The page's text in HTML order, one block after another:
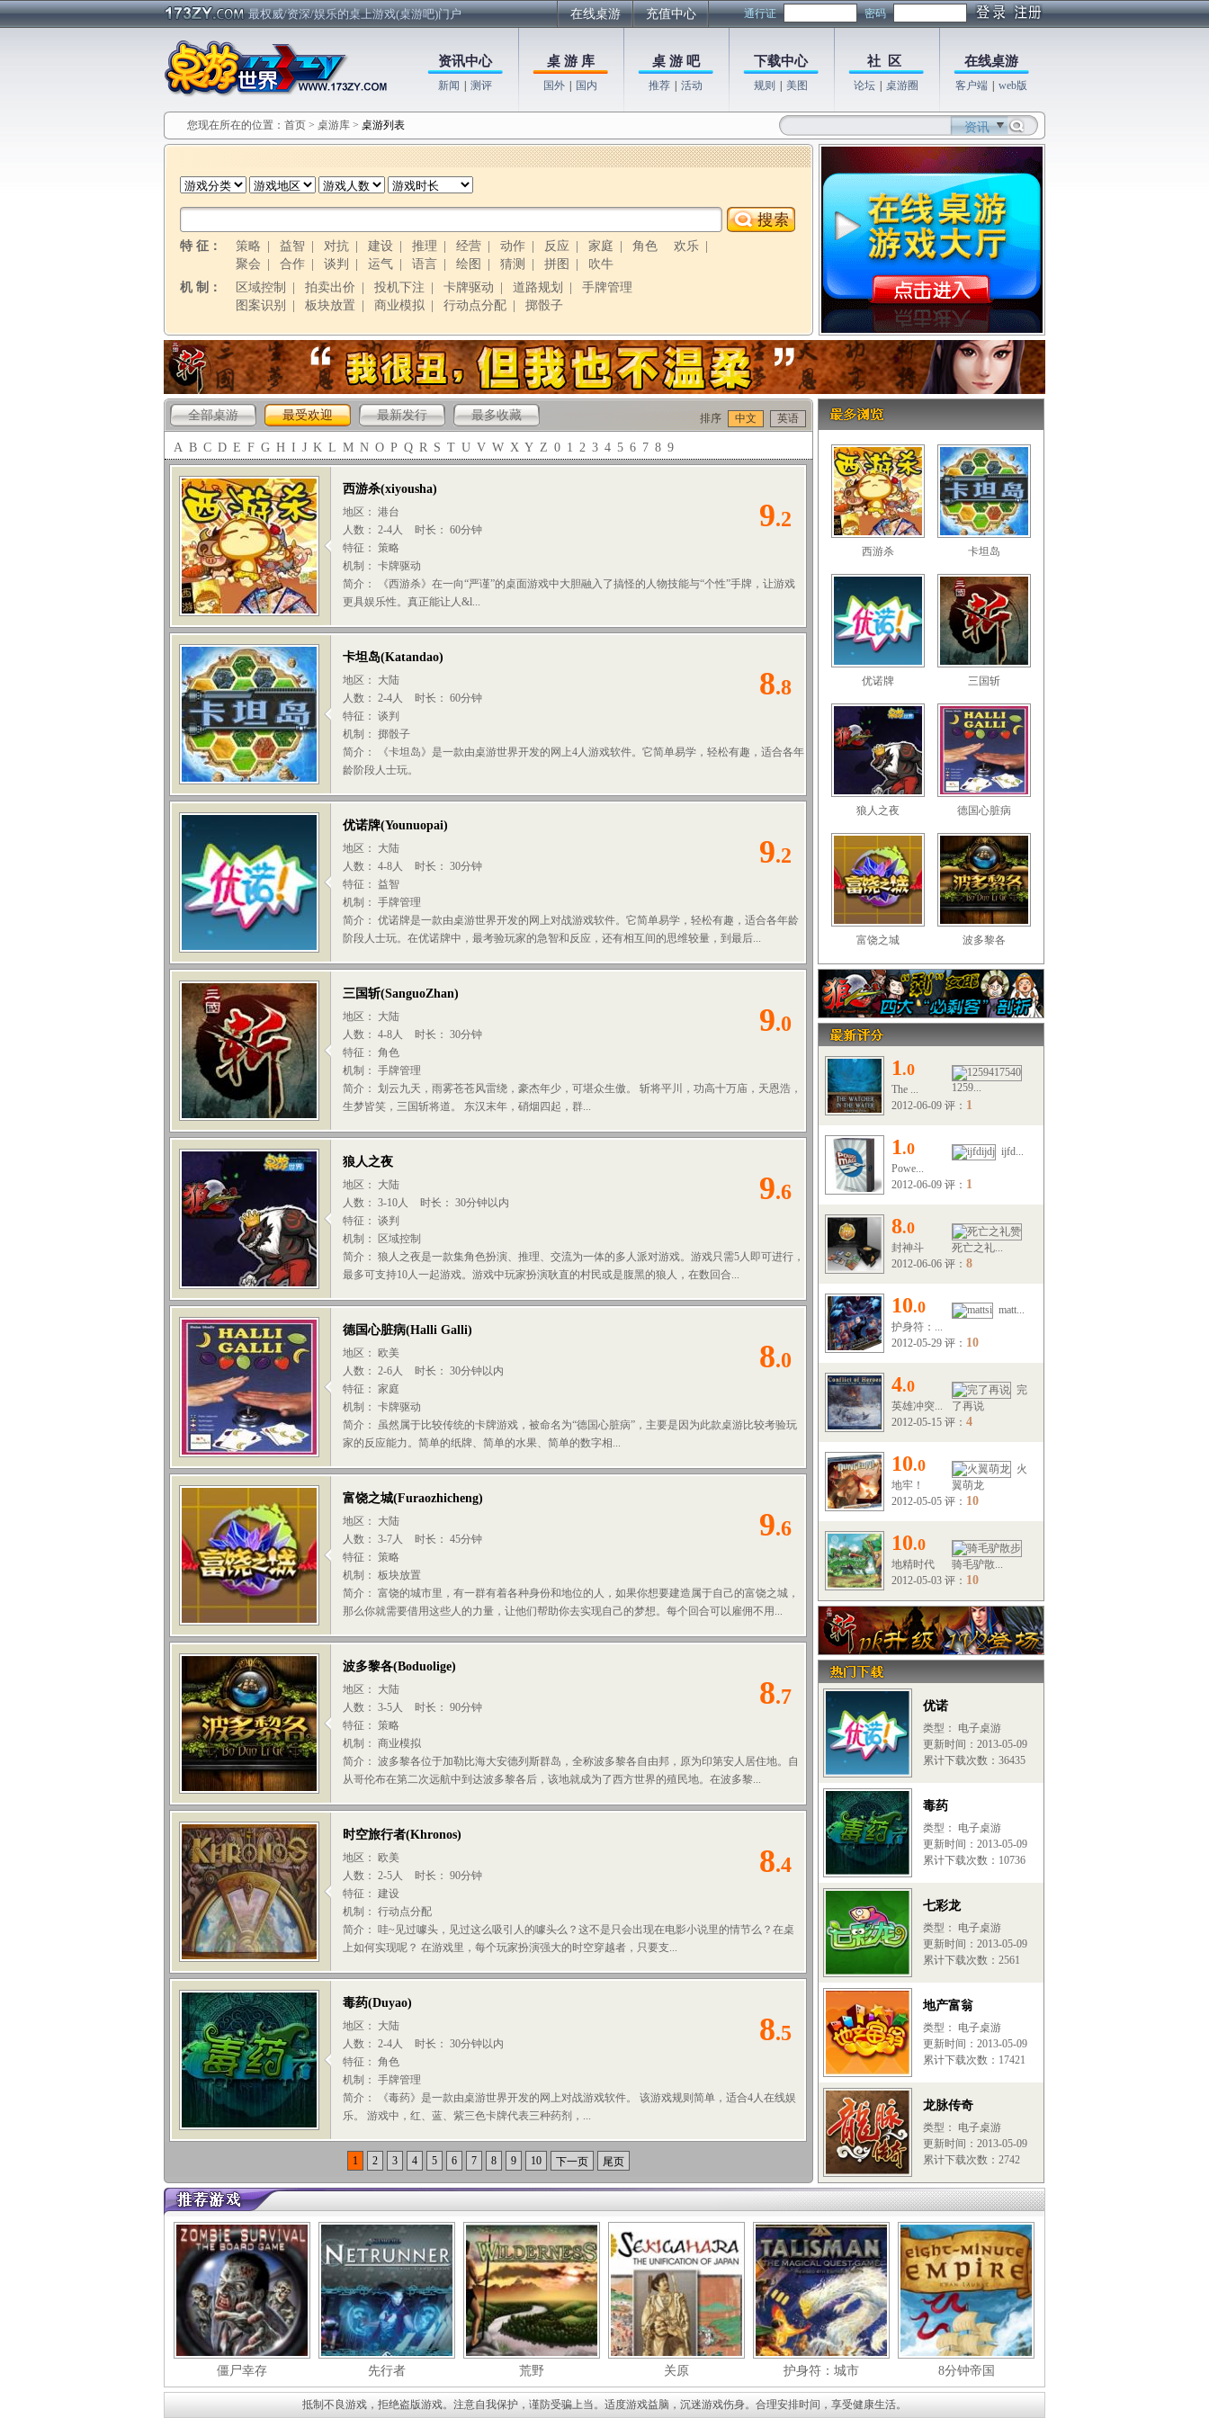
最权威/资深/娱乐的桌上游戏(桌游吧)门户 在线桌游 充值中心 通行证 密码
资讯中心
新闻 测评
桌 游 库
国外 国内
桌 游 吧
推荐 活动
下载中心
规则 美图
社 区
论坛 桌游圈
在线桌游
客户端 web版
您现在所在的位置： 首页 > 桌游库 > 桌游列表 资讯
特 征： 策略 益智 对抗 建设 推理 经营 动作 反应 家庭 角色 欢乐
聚会
合作 谈判 运气 语言 绘图 猜测 拼图
吹牛
机 制：
区域控制 拍卖出价 投机下注 卡牌驱动 道路规划
手牌管理
图案识别
板块放置 商业模拟 行动点分配 掷骰子
全部桌游 最受欢迎 最新发行 最多收藏 排序 中文 英语
A B C D E F G H I J K L M N O P Q R S T U V W X Y Z 0 1 2 3 4 5 6 7 8 9
西游杀(xiyousha)
地区： 港台
人数： 2-4人
时长： 60分钟
特征： 策略
机制： 卡牌驱动
简介： 《西游杀》在一向“严谨”的桌面游戏中大胆融入了搞怪的人物技能与“个性”手牌，让游戏
更具娱乐性。真正能让人&l...
9.2
卡坦岛(Katandao)
地区： 大陆
人数： 2-4人
时长： 60分钟
特征： 谈判
机制： 掷骰子
简介： 《卡坦岛》是一款由桌游世界开发的网上4人游戏软件。它简单易学，轻松有趣，适合各年
龄阶段人士玩。
8.8
优诺牌(Younuopai)
地区： 大陆
人数： 4-8人
时长： 30分钟
特征： 益智
机制： 手牌管理
简介： 优诺牌是一款由桌游世界开发的网上对战游戏软件。它简单易学，轻松有趣，适合各年龄
阶段人士玩。在优诺牌中，最考验玩家的急智和反应，还有相互间的思维较量，到最后...
9.2
三国斩(SanguoZhan)
地区： 大陆
人数： 4-8人
时长： 30分钟
特征： 角色
机制： 手牌管理
简介： 划云九天，雨雾苍苍风雷绕，豪杰年少，可堪众生傲。 斩将平川，功高十万庙，天恩浩，
生梦皆笑，三国斩将道。 东汉末年，硝烟四起，群...
9.0
狼人之夜
地区： 大陆
人数： 3-10人
时长： 30分钟以内
特征： 谈判
机制： 区域控制
简介： 狼人之夜是一款集角色扮演、推理、交流为一体的多人派对游戏。游戏只需5人即可进行，
最多可支持10人一起游戏。游戏中玩家扮演耿直的村民或是腹黑的狼人，在数回合...
9.6
德国心脏病(Halli Galli)
地区： 欧美
人数： 2-6人
时长： 30分钟以内
特征： 家庭
机制： 卡牌驱动
简介： 虽然属于比较传统的卡牌游戏，被命名为“德国心脏病”，主要是因为此款桌游比较考验玩
家的反应能力。简单的纸牌、简单的水果、简单的数字相...
8.0
富饶之城(Furaozhicheng)
地区： 大陆
人数： 3-7人
时长： 45分钟
特征： 策略
机制： 板块放置
简介： 富饶的城市里，有一群有着各种身份和地位的人，如果你想要建造属于自己的富饶之城，
那么你就需要借用这些人的力量，让他们帮助你去实现自己的梦想。每个回合可以雇佣不用...
9.6
波多黎各(Boduolige)
地区： 大陆
人数： 3-5人
时长： 90分钟
特征： 策略
机制： 商业模拟
简介： 波多黎各位于加勒比海大安德列斯群岛，全称波多黎各自由邦，原为印第安人居住地。自
从哥伦布在第二次远航中到达波多黎各后，该地就成为了西方世界的殖民地。在波多黎...
8.7
时空旅行者(Khronos)
地区： 欧美
人数： 2-5人
时长： 90分钟
特征： 建设
机制： 行动点分配
简介： 哇~见过噱头，见过这么吸引人的噱头么？这不是只会出现在电影小说里的情节么？在桌
上如何实现呢？ 在游戏里，每个玩家扮演强大的时空穿越者，只要支...
8.4
毒药(Duyao)
地区： 大陆
人数： 2-4人
时长： 30分钟以内
特征： 角色
机制： 手牌管理
简介： 《毒药》是一款由桌游世界开发的网上对战游戏软件。 该游戏规则简单，适合4人在线娱
乐。 游戏中，红、蓝、紫三色卡牌代表三种药剂，...
8.5
1 2 3 4 5 6 7 8 9 10 下一页 尾页
西游杀 卡坦岛
优诺牌 三国斩
狼人之夜 德国心脏病
富饶之城 波多黎各
1.0
The ...
2012-06-09 评： 1
1259...
1.0
Powe...
2012-06-09 评： 1
ijfd...
8.0
封神斗
2012-06-06 评： 8
死亡之礼...
10.0
护身符：...
2012-05-29 评： 10
matt...
4.0
英雄冲突...
2012-05-15 评： 4
完
了再说
10.0
地牢！
2012-05-05 评： 10
火
翼萌龙
10.0
地精时代
2012-05-03 评： 10
骑毛驴散...
优诺
类型： 电子桌游
更新时间：2013-05-09
累计下载次数：36435
毒药
类型： 电子桌游
更新时间：2013-05-09
累计下载次数：10736
七彩龙
类型： 电子桌游
更新时间：2013-05-09
累计下载次数：2561
地产富翁
类型： 电子桌游
更新时间：2013-05-09
累计下载次数：17421
龙脉传奇
类型： 电子桌游
更新时间：2013-05-09
累计下载次数：2742
僵尸幸存 先行者 荒野 关原 护身符：城市 8分钟帝国
抵制不良游戏，拒绝盗版游戏。注意自我保护，谨防受骗上当。适度游戏益脑，沉迷游戏伤身。合理安排时间，享受健康生活。